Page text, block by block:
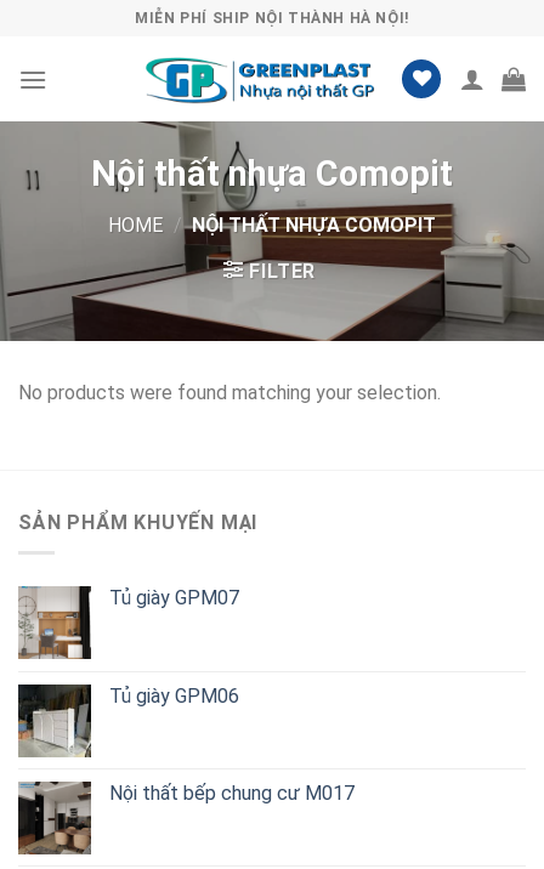
content
MIỄN PHÍ SHIP NỘI THÀNH HÀ NỘI!
Nội thất nhựa Comopit
HOME / NỘI THẤT NHỰA COMOPIT
FILTER
No products were found matching your selection.
SẢN PHẨM KHUYẾN MẠI
Tủ giày GPM07
Tủ giày GPM06
Nội thất bếp chung cư M017